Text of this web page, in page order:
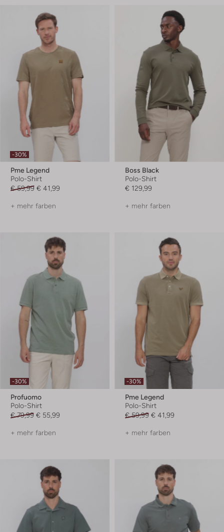
-30%
Pme Legend
Polo-Shirt
€ 59,99 € 41,99
+ mehr farben
Boss Black
Polo-Shirt
€ 129,99
+ mehr farben
-30%
Profuomo
Polo-Shirt
€ 79,99 € 55,99
+ mehr farben
-30%
Pme Legend
Polo-Shirt
€ 59,99 € 41,99
+ mehr farben